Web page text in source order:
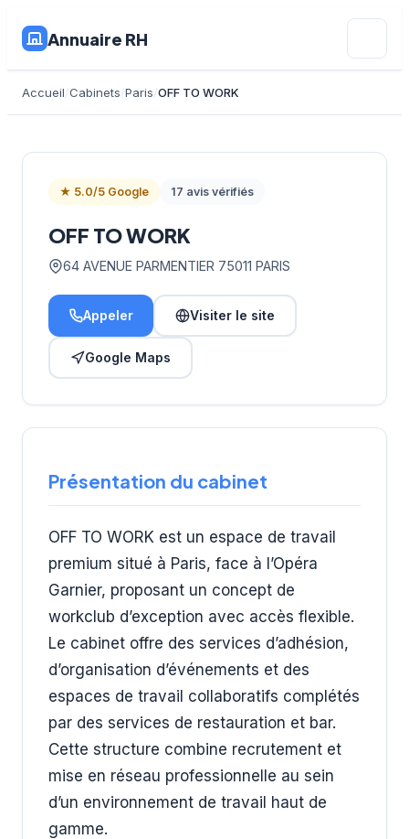
Annuaire RH
Accueil Cabinets Paris OFF TO WORK
★ 5.0/5 Google 17 avis vérifiés
OFF TO WORK
64 AVENUE PARMENTIER 75011 PARIS
Appeler Visiter le site
Google Maps
Présentation du cabinet
OFF TO WORK est un espace de travail
premium situé à Paris, face à l’Opéra
Garnier, proposant un concept de
workclub d’exception avec accès flexible.
Le cabinet offre des services d’adhésion,
d’organisation d’événements et des
espaces de travail collaboratifs complétés
par des services de restauration et bar.
Cette structure combine recrutement et
mise en réseau professionnelle au sein
d’un environnement de travail haut de
gamme.